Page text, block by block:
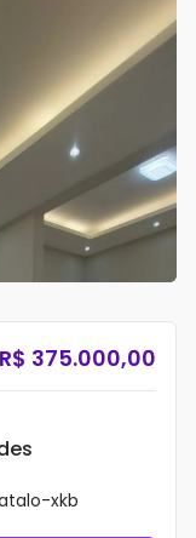
R$ 375.000,00
xkb